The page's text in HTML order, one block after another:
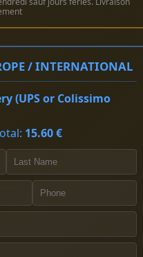
/ INTERNATIONAL
(UPS or Colissimo
15.60 €